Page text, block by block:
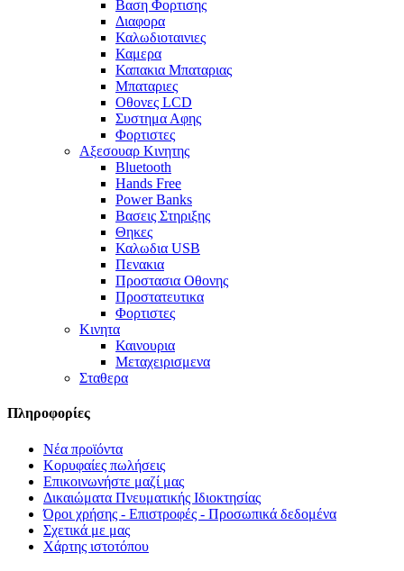
Βαση Φορτισης
Διαφορα
Καλωδιοταινιες
Καμερα
Καπακια Μπαταριας
Μπαταριες
Οθονες LCD
Συστημα Αφης
Φορτιστες
Αξεσουαρ Κινητης
Bluetooth
Hands Free
Power Banks
Βασεις Στηριξης
Θηκες
Καλωδια USB
Πενακια
Προστασια Οθονης
Προστατευτικα
Φορτιστες
Κινητα
Καινουρια
Μεταχειρισμενα
Σταθερα
Πληροφορίες
Νέα προϊόντα
Κορυφαίες πωλήσεις
Επικοινωνήστε μαζί μας
Δικαιώματα Πνευματικής Ιδιοκτησίας
Όροι χρήσης - Επιστροφές - Προσωπικά δεδομένα
Σχετικά με μας
Χάρτης ιστοτόπου